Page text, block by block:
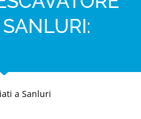
a Sanluri